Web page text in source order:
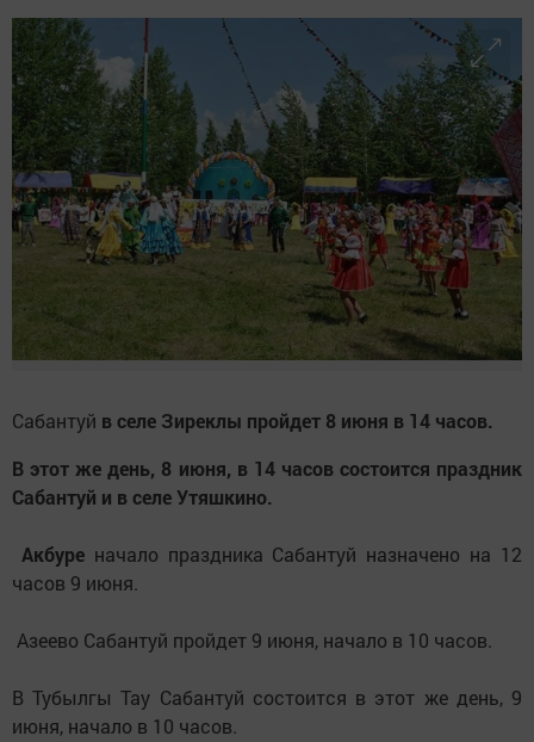
Сабантуй в селе Зиреклы пройдет 8 июня в 14 часов.
В этот же день, 8 июня, в 14 часов состоится праздник
Сабантуй и в селе Утяшкино.
Акбуреначало праздника Сабантуй назначено на 12
часов 9 июня.
Азеево Сабантуй пройдет 9 июня, начало в 10 часов.
В Тубылгы Тау Сабантуй состоится в этот же день, 9
июня, начало в 10 часов.